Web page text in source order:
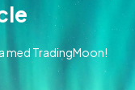
med TradingMoon!